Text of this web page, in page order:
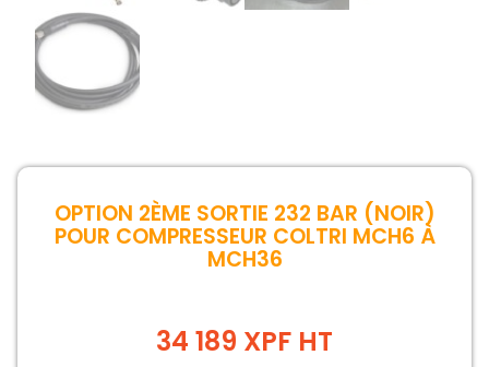
OPTION 2ÈME SORTIE 232 BAR (NOIR)
POUR COMPRESSEUR COLTRI MCH6 À
MCH36
34 189 XPF HT